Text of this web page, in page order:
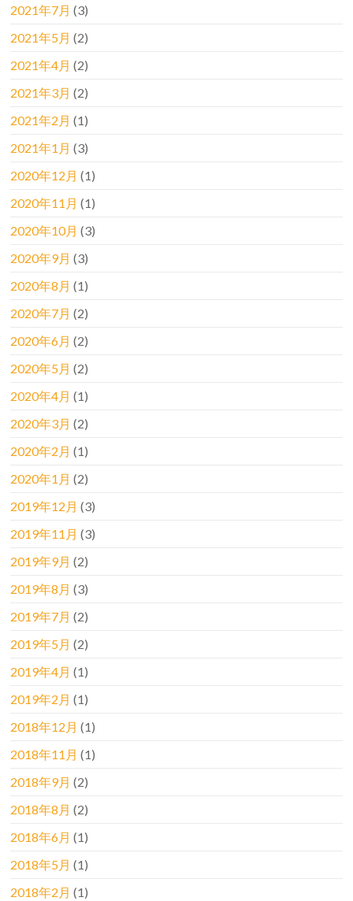
2021年7月 (3)
2021年5月 (2)
2021年4月 (2)
2021年3月 (2)
2021年2月 (1)
2021年1月 (3)
2020年12月 (1)
2020年11月 (1)
2020年10月 (3)
2020年9月 (3)
2020年8月 (1)
2020年7月 (2)
2020年6月 (2)
2020年5月 (2)
2020年4月 (1)
2020年3月 (2)
2020年2月 (1)
2020年1月 (2)
2019年12月 (3)
2019年11月 (3)
2019年9月 (2)
2019年8月 (3)
2019年7月 (2)
2019年5月 (2)
2019年4月 (1)
2019年2月 (1)
2018年12月 (1)
2018年11月 (1)
2018年9月 (2)
2018年8月 (2)
2018年6月 (1)
2018年5月 (1)
2018年2月 (1)